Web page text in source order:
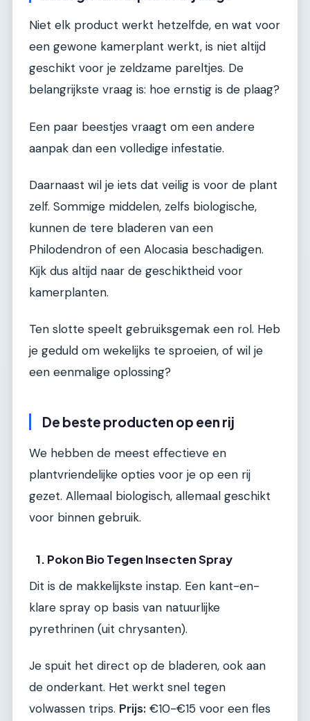
Niet elk product werkt hetzelfde, en wat voor
een gewone kamerplant werkt, is niet altijd
geschikt voor je zeldzame pareltjes. De
belangrijkste vraag is: hoe ernstig is de plaag?
Een paar beestjes vraagt om een andere
aanpak dan een volledige infestatie.
Daarnaast wil je iets dat veilig is voor de plant
zelf. Sommige middelen, zelfs biologische,
kunnen de tere bladeren van een
Philodendron of een Alocasia beschadigen.
Kijk dus altijd naar de geschiktheid voor
kamerplanten.
Ten slotte speelt gebruiksgemak een rol. Heb
je geduld om wekelijks te sproeien, of wil je
een eenmalige oplossing?
De beste producten op een rij
We hebben de meest effectieve en
plantvriendelijke opties voor je op een rij
gezet. Allemaal biologisch, allemaal geschikt
voor binnen gebruik.
1. Pokon Bio Tegen Insecten Spray
Dit is de makkelijkste instap. Een kant-en-
klare spray op basis van natuurlijke
pyrethrinen (uit chrysanten).
Je spuit het direct op de bladeren, ook aan
de onderkant. Het werkt snel tegen
volwassen trips. Prijs: €10-€15 voor een fles